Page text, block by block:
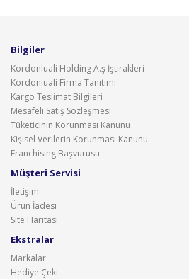
Bilgiler
Kordonluali Holding A.ş İştirakleri
Kordonluali Firma Tanıtımı
Kargo Teslimat Bilgileri
Mesafeli Satış Sözleşmesi
Tüketicinin Korunması Kanunu
Kişisel Verilerin Korunması Kanunu
Franchising Başvurusu
Müşteri Servisi
İletişim
Ürün İadesi
Site Haritası
Ekstralar
Markalar
Hediye Çeki